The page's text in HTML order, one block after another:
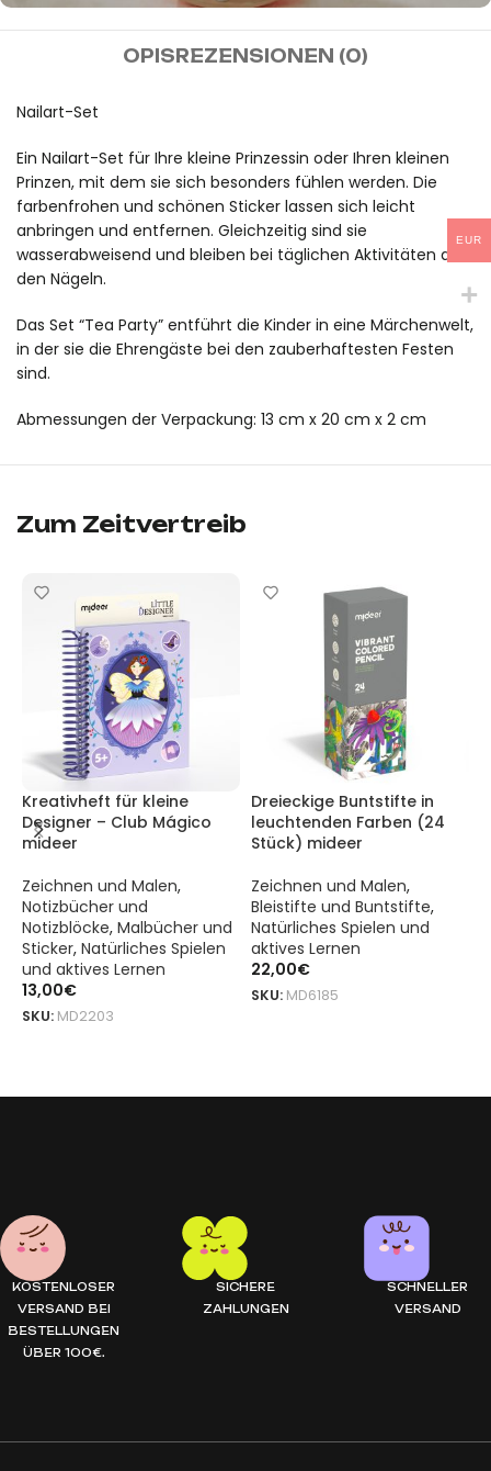
MIDEER
Bestellungen über 100€.
OPIS REZENSIONEN (0)
Nailart-Set
Ein Nailart-Set für Ihre kleine Prinzessin oder Ihren kleinen
Prinzen, mit dem sie sich besonders fühlen werden. Die
farbenfrohen und schönen Sticker lassen sich leicht
anbringen und entfernen. Gleichzeitig sind sie
wasserabweisend und bleiben bei täglichen Aktivitäten auf
den Nägeln.
Das Set “Tea Party” entführt die Kinder in eine Märchenwelt,
in der sie die Ehrengäste bei den zauberhaftesten Festen
sind.
Abmessungen der Verpackung: 13 cm x 20 cm x 2 cm
Nagelaufkleber – „Treffen im Garten“ von mideer ist ein
Nagelaufkleber – „Treffen im Garten“ von mideer ist ein
Zum Zeitvertreib
Kreativheft für kleine
Designer – Club Mágico
mideer
Zeichnen und Malen,
Notizbücher und
Notizblöcke, Malbücher und
Sticker, Natürliches Spielen
und aktives Lernen
13,00€
SKU: MD2203
Dreieckige Buntstifte in
leuchtenden Farben (24
Stück) mideer
Zeichnen und Malen,
Bleistifte und Buntstifte,
Natürliches Spielen und
aktives Lernen
22,00€
SKU: MD6185
KOSTENLOSER
VERSAND BEI
BESTELLUNGEN
ÜBER 100€.
SICHERE
ZAHLUNGEN
SCHNELLER
VERSAND
EUR